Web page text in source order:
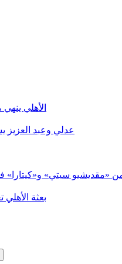
الأهلي
عدلي وعبد العزيز
من «مقديشيو سيتي» و«كيتارا»
بعثة الأهلي